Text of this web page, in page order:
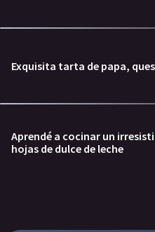
Exquisita tarta de papa,
Aprendé a cocinar un
hojas de dulce de leche